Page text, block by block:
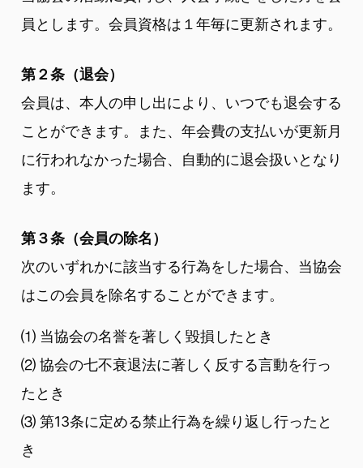
員とします。会員資格は１年毎に更新されます。
第２条（退会）
会員は、本人の申し出により、いつでも退会する
ことができます。また、年会費の支払いが更新月
に行われなかった場合、自動的に退会扱いとなり
ます。
第３条（会員の除名）
次のいずれかに該当する行為をした場合、当協会
はこの会員を除名することができます。
⑴ 当協会の名誉を著しく毀損したとき
⑵ 協会の七不衰退法に著しく反する言動を行っ
たとき
⑶ 第13条に定める禁止行為を繰り返し行ったと
き